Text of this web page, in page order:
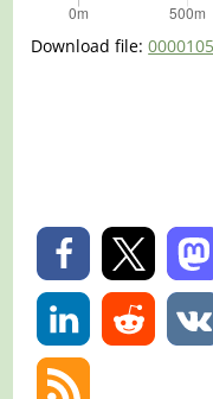
Download file:
0